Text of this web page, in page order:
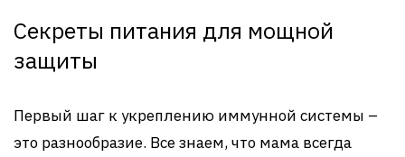
Секреты питания для мощной
защиты
Первый шаг к укреплению иммунной системы –
это разнообразие. Все знаем, что мама всегда